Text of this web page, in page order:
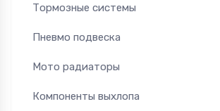
Тормозные системы
Пневмо подвеска
Мото радиаторы
Компоненты выхлопа